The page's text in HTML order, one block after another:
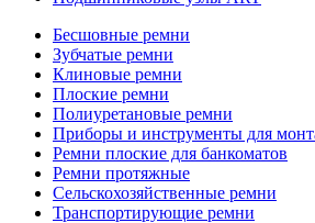
Бесшовные ремни
Зубчатые ремни
Клиновые ремни
Плоские ремни
Полиуретановые ремни
Приборы и инструменты для
Ремни плоские для банкоматов
Ремни протяжные
Сельскохозяйственные ремни
Транспортирующие ремни